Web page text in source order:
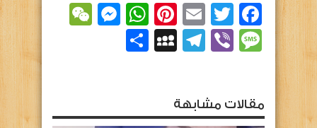
Facebook
Twitter
Email
Pinterest
WhatsApp
Message
Viber
Telegram
MySpace
مقالات مشابهة